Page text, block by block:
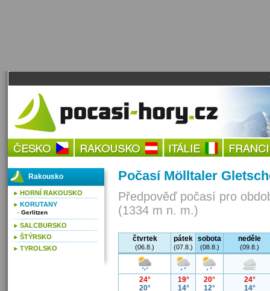
Počasí Mölltaler
Předpověď počasí pro
(1334 m n. m.)
čtvrtek
(06.8.)
pátek
(07.8.)
sobota
(08.8.)
neděle
(09.8.)
24°
20°
19°
14°
20°
12°
24°
14°
Rakousko
HORNÍ RAKOUSKO
KORUTANY
Gerlitzen
SALCBURSKO
ŠTÝRSKO
TYROLSKO